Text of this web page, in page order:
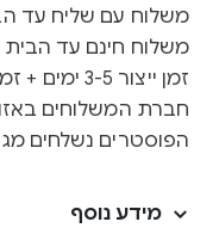
משלוח עם שליח עד הבית
משלוח חינם עד הבית
חברת המשלוחים
הפוסטרים נשלחים
מידע נוסף